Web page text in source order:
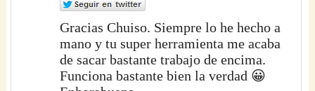
Gracias Chuiso. Siempre lo he hecho a
mano y tu super herramienta me acaba
de sacar bastante trabajo de encima.
Funciona bastante bien la verdad 😀